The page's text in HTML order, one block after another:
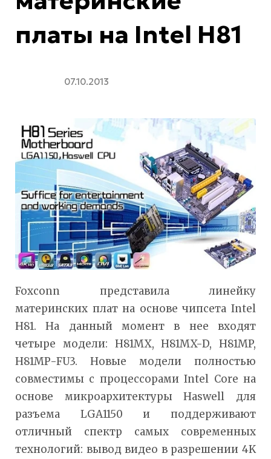
платы на Intel H81
07.10.2013
Foxconn представила линейку
материнских плат на основе чипсета Intel
H81. На данный момент в нее входят
четыре модели: H81MX, H81MX-D, H81MP,
H81MP-FU3. Новые модели полностью
совместимы с процессорами Intel Core на
основе микроархитектуры Haswell для
разъема LGA1150 и поддерживают
отличный спектр самых современных
технологий: вывод видео в разрешении 4K